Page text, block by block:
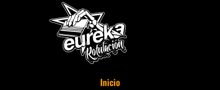
Inicio